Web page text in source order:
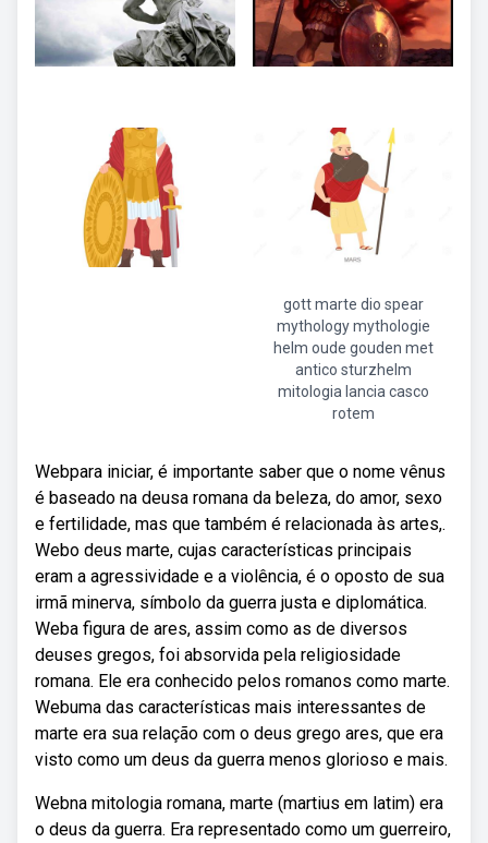
gott marte dio spear
mythology mythologie
helm oude gouden met
antico sturzhelm
mitologia lancia casco
rotem
Webpara iniciar, é importante saber que o nome vênus
é baseado na deusa romana da beleza, do amor, sexo
e fertilidade, mas que também é relacionada às artes,.
Webo deus marte, cujas características principais
eram a agressividade e a violência, é o oposto de sua
irmã minerva, símbolo da guerra justa e diplomática.
Weba figura de ares, assim como as de diversos
deuses gregos, foi absorvida pela religiosidade
romana. Ele era conhecido pelos romanos como marte.
Webuma das características mais interessantes de
marte era sua relação com o deus grego ares, que era
visto como um deus da guerra menos glorioso e mais.
Webna mitologia romana, marte (martius em latim) era
o deus da guerra. Era representado como um guerreiro,